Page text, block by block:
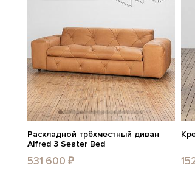
Раскладной трёхместный диван
Alfred 3 Seater Bed
531 600 ₽